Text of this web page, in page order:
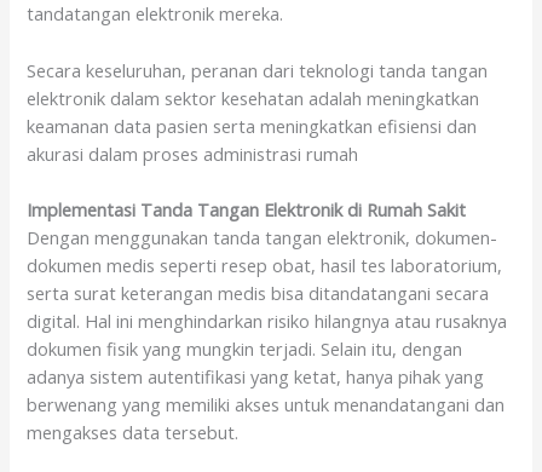
tandatangan elektronik mereka.
Secara keseluruhan, peranan dari teknologi tanda tangan
elektronik dalam sektor kesehatan adalah meningkatkan
keamanan data pasien serta meningkatkan efisiensi dan
akurasi dalam proses administrasi rumah
Implementasi Tanda Tangan Elektronik di Rumah Sakit
Dengan menggunakan tanda tangan elektronik, dokumen-
dokumen medis seperti resep obat, hasil tes laboratorium,
serta surat keterangan medis bisa ditandatangani secara
digital. Hal ini menghindarkan risiko hilangnya atau rusaknya
dokumen fisik yang mungkin terjadi. Selain itu, dengan
adanya sistem autentifikasi yang ketat, hanya pihak yang
berwenang yang memiliki akses untuk menandatangani dan
mengakses data tersebut.